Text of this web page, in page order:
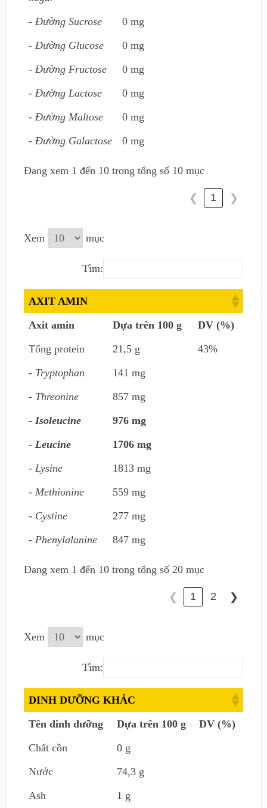
- Đường Sucrose
0 mg
- Đường Glucose
0 mg
- Đường Fructose
0 mg
- Đường Lactose
0 mg
- Đường Maltose
0 mg
- Đường Galactose
0 mg
Đang xem 1 đến 10 trong tổng số 10 mục
❮ 1 ❯
Xem mục
Tìm:
AXIT AMIN
Axit amin
Dựa trên 100 g
DV (%)
Tổng protein
21,5 g
43%
- Tryptophan
141 mg
- Threonine
857 mg
- Isoleucine
976 mg
- Leucine
1706 mg
- Lysine
1813 mg
- Methionine
559 mg
- Cystine
277 mg
- Phenylalanine
847 mg
Đang xem 1 đến 10 trong tổng số 20 mục
❮ 1 2 ❯
Xem mục
Tìm:
DINH DƯỠNG KHÁC
Tên dinh dưỡng
Dựa trên 100 g
DV (%)
Chất cồn
0 g
Nước
74,3 g
Ash
1 g